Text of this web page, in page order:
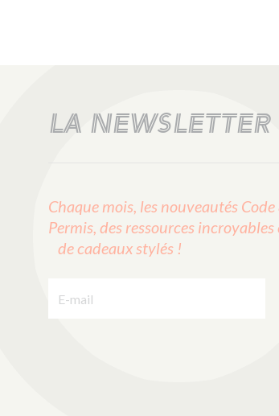
LA NEWSLETTER
Chaque mois, les nouveautés Code
Permis, des ressources
de cadeaux stylés !